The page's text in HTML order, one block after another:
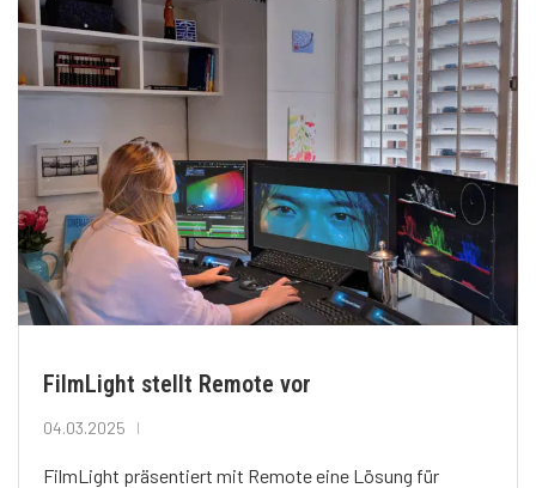
FilmLight stellt Remote vor
04.03.2025
FilmLight präsentiert mit Remote eine Lösung für